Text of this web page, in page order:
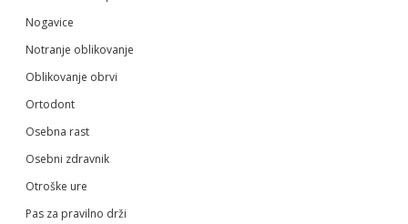
Nogavice
Notranje oblikovanje
Oblikovanje obrvi
Ortodont
Osebna rast
Osebni zdravnik
Otroške ure
Pas za pravilno drži